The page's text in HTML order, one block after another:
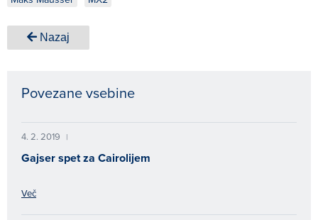
Nazaj
Povezane vsebine
4. 2. 2019 |
Gajser spet za Cairolijem
Več